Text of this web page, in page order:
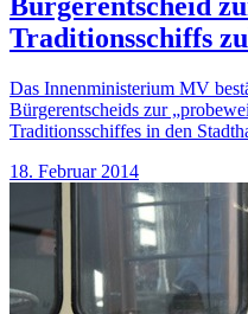
Traditionsschiffs
Das Innenministerium MV
Bürgerentscheids zur
Traditionsschiffes in den
18. Februar 2014